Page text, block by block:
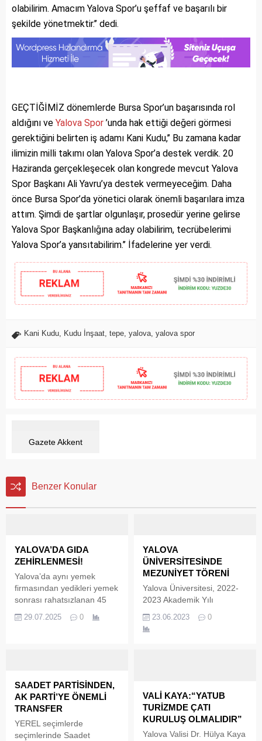
olabilirim. Amacım Yalova Spor’u şeffaf ve başarılı bir
şekilde yönetmektir.’’ dedi.
GEÇTİĞİMİZ dönemlerde Bursa Spor’un başarısında rol
aldığını ve Yalova Spor ’unda hak ettiği değeri görmesi
gerektiğini belirten iş adamı Kani Kudu,’’ Bu zamana kadar
ilimizin milli takımı olan Yalova Spor’a destek verdik. 20
Haziranda gerçekleşecek olan kongrede mevcut Yalova
Spor Başkanı Ali Yavru’ya destek vermeyeceğim. Daha
önce Bursa Spor’da yönetici olarak önemli başarılara imza
attım. Şimdi de şartlar olgunlaşır, prosedür yerine gelirse
Yalova Spor Başkanlığına aday olabilirim, tecrübelerimi
Yalova Spor’a yansıtabilirim.’’ İfadelerine yer verdi.
Kani Kudu Kudu İnşaat tepe yalova yalova spor
Gazete Akkent
Benzer Konular
YALOVA’DA GIDA
ZEHİRLENMESİ!
Yalova’da aynı yemek
firmasından yedikleri yemek
sonrası rahatsızlanan 45
29.07.2025 0
YALOVA
ÜNİVERSİTESİNDE
MEZUNİYET TÖRENİ
Yalova Üniversitesi, 2022-
2023 Akademik Yılı
Yaşadı. Yalova Üniversitesi,
2022-2023 Akademik Yılı
dolu anlara sahne oldu.
Yalova Üniversitesi, 2022-
2023 Akademik Yılı
23.06.2023 0
SAADET PARTİSİNDEN,
AK PARTİ’YE ÖNEMLİ
TRANSFER
YEREL seçimlerde
seçimlerinde Saadet
VALİ KAYA:“YATUB
TURİZMDE ÇATI
KURULUŞ OLMALIDIR”
Yalova Valisi Dr. Hülya Kaya